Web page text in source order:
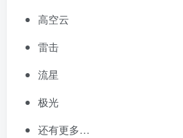
高空云
雷击
流星
极光
还有更多…